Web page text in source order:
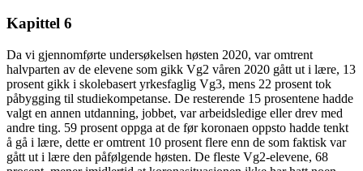
Kapittel 6
Da vi gjennomførte undersøkelsen høsten 2020, var omtrent
halvparten av de elevene som gikk Vg2 våren 2020 gått ut i lære, 13
prosent gikk i skolebasert yrkesfaglig Vg3, mens 22 prosent tok
påbygging til studiekompetanse. De resterende 15 prosentene hadde
valgt en annen utdanning, jobbet, var arbeidsledige eller drev med
andre ting. 59 prosent oppga at de før koronaen oppsto hadde tenkt
å gå i lære, dette er omtrent 10 prosent flere enn de som faktisk var
gått ut i lære den påfølgende høsten. De fleste Vg2-elevene, 68